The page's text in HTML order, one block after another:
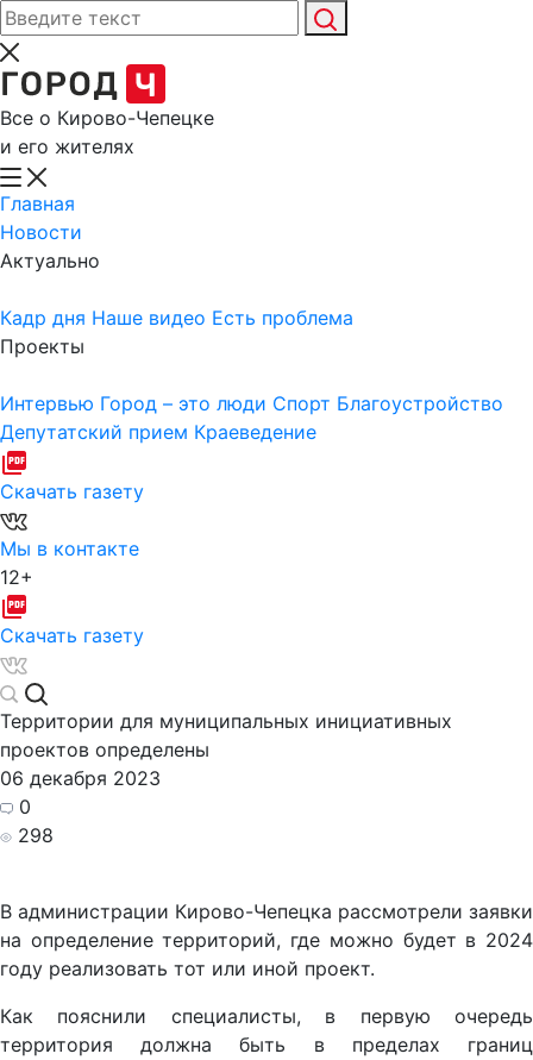
Все о Кирово-Чепецке
и его жителях
Главная
Новости
Актуально
Кадр дня Наше видео Есть проблема
Проекты
Интервью Город – это люди Спорт Благоустройство
Депутатский прием Краеведение
Скачать газету
Мы в контакте
12+
Скачать газету
Территории для муниципальных инициативных
проектов определены
06 декабря 2023
0
298
В администрации Кирово-Чепецка рассмотрели заявки
на определение территорий, где можно будет в 2024
году реализовать тот или иной проект.
Как пояснили специалисты, в первую очередь
территория должна быть в пределах границ